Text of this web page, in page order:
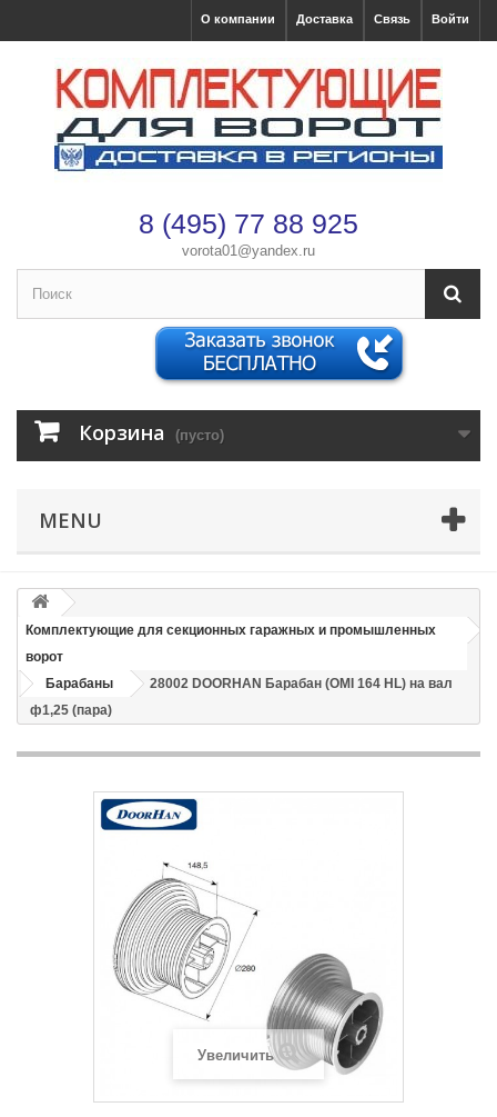
Войти
Связь
Доставка
О компании
8 (495) 77 88 925
vorota01@yandex.ru
Корзина (пусто)
MENU
Комплектующие для секционных гаражных и промышленных
ворот
Барабаны
28002 DOORHAN Барабан (OMI 164 HL) на вал
ф1,25 (пара)
Увеличить
Оформление заказа ×
Имя*
Время доставки: стоимость доставки по тарифам СДЭК
оплачивается при получении
Адрес если нужен
Отправить